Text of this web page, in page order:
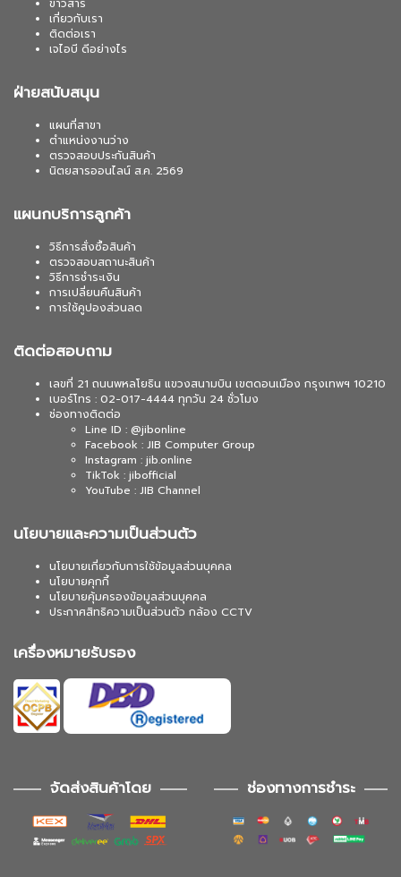
ข่าวสาร
เกี่ยวกับเรา
ติดต่อเรา
เจไอบี ดีอย่างไร
ฝ่ายสนับสนุน
แผนที่สาขา
ตำแหน่งงานว่าง
ตรวจสอบประกันสินค้า
นิตยสารออนไลน์ ส.ค. 2569
แผนกบริการลูกค้า
วิธีการสั่งซื้อสินค้า
ตรวจสอบสถานะสินค้า
วิธีการชำระเงิน
การเปลี่ยนคืนสินค้า
การใช้คูปองส่วนลด
ติดต่อสอบถาม
เลขที่ 21 ถนนพหลโยธิน แขวงสนามบิน เขตดอนเมือง กรุงเทพฯ 10210
เบอร์โทร : 02-017-4444 ทุกวัน 24 ชั่วโมง
ช่องทางติดต่อ
Line ID : @jibonline
Facebook : JIB Computer Group
Instagram : jib.online
TikTok : jibofficial
YouTube : JIB Channel
นโยบายและความเป็นส่วนตัว
นโยบายเกี่ยวกับการใช้ข้อมูลส่วนบุคคล
นโยบายคุกกี้
นโยบายคุ้มครองข้อมูลส่วนบุคคล
ประกาศสิทธิความเป็นส่วนตัว กล้อง CCTV
เครื่องหมายรับรอง
จัดส่งสินค้าโดย ช่องทางการชำระ